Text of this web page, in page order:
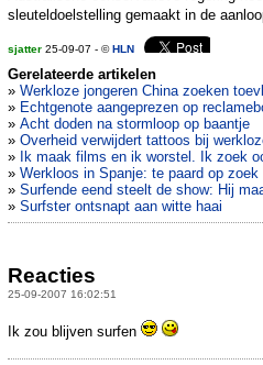
sleuteldoelstelling gemaakt in de
sjatter 25-09-07 - ©HLN
Gerelateerde artikelen
» Werkloze jongeren China zoeken
» Echtgenote aangeprezen op
» Acht doden na stormloop op baantje
» Overheid verwijdert tattoos bij
»
Ik maak films en ik worstel. Ik zoek
» Werkloos in Spanje: te paard op
» Surfende eend steelt de show: Hij
» Surfster ontsnapt aan witte haai
Reacties
25-09-2007 16:02:51
Ik zou blijven surfen